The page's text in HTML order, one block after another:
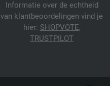
Informatie over de echtheid
van klantbeoordelingen vind je
hier: SHOPVOTE,
TRUSTPILOT